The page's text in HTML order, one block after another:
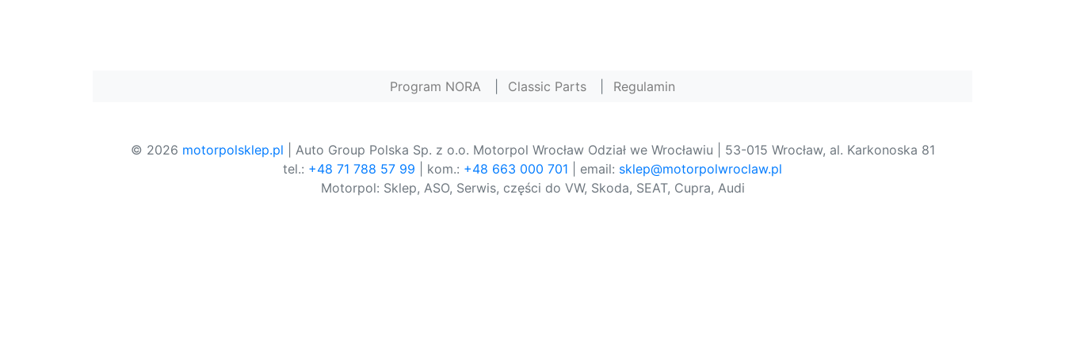
Program NORA Classic Parts Regulamin
© 2026 motorpolsklep.pl | Auto Group Polska Sp. z o.o. Motorpol Wrocław Odział we Wrocławiu | 53-015 Wrocław, al. Karkonoska 81
tel.: +48 71 788 57 99 | kom.: +48 663 000 701 | email: sklep@motorpolwroclaw.pl
Motorpol: Sklep, ASO, Serwis, części do VW, Skoda, SEAT, Cupra, Audi